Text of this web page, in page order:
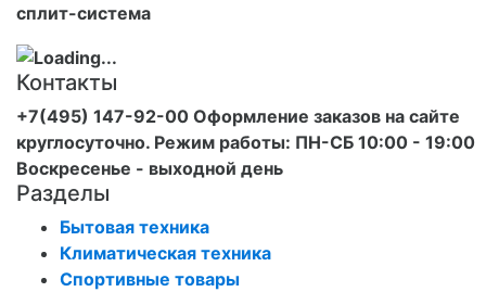
сплит-система
Контакты
+7(495) 147-92-00 Оформление заказов на сайте
круглосуточно. Режим работы: ПН-СБ 10:00 - 19:00
Воскресенье - выходной день
Разделы
Бытовая техника
Климатическая техника
Спортивные товары